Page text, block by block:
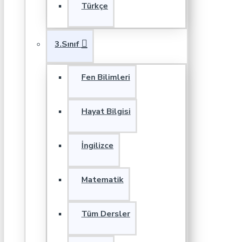
Türkçe
3.Sınıf
Fen Bilimleri
Hayat Bilgisi
İngilizce
Matematik
Tüm Dersler